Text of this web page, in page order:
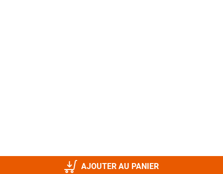
AJOUTER AU PANIER